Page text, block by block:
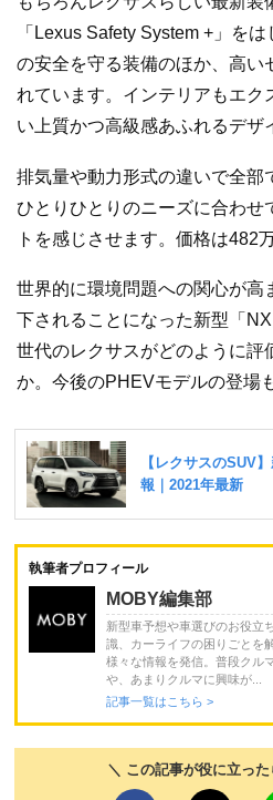
「Lexus Safety System +」を
の安全を守る装備のほか、高い
れています。インテリアもエク
い上質かつ高級感あふれるデザ
排気量や動力形式の違いで全部
ひとりひとりのニーズに合わせ
トを感じさせます。価格は482
世界的に環境問題への関心が高
下されることになった新型「
世代のレクサスがどのように評
か。今後のPHEVモデルの登場
執筆者プロフィール
MOBY編集部
新型車予想や車選びのお役立
識、カーライフの困りごとを
様々な情報を発信。普段クル
や、あまりクルマに興味が...
記事一覧はこちら >
＼ この記事が役に立っ